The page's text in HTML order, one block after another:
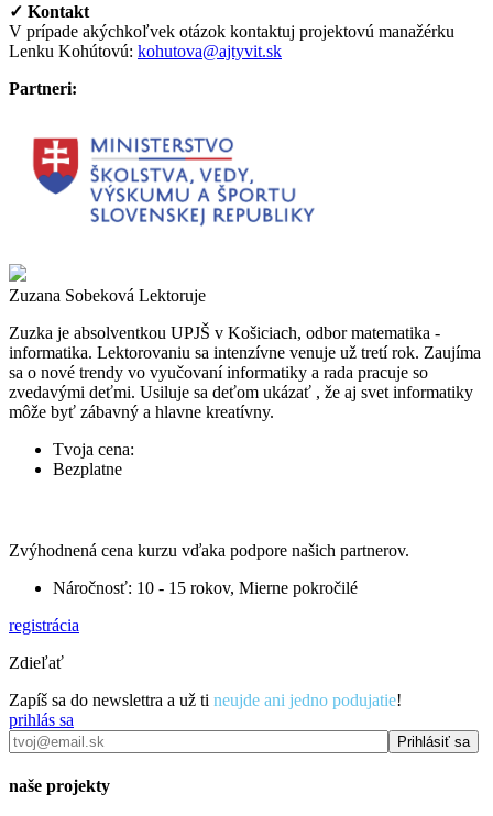
✓ Kontakt
V prípade akýchkoľvek otázok kontaktuj projektovú manažérku
Lenku Kohútovú: kohutova@ajtyvit.sk
Partneri:
Zuzana Sobeková Lektoruje
Zuzka je absolventkou UPJŠ v Košiciach, odbor matematika -
informatika. Lektorovaniu sa intenzívne venuje už tretí rok. Zaujíma
sa o nové trendy vo vyučovaní informatiky a rada pracuje so
zvedavými deťmi. Usiluje sa deťom ukázať , že aj svet informatiky
môže byť zábavný a hlavne kreatívny.
Tvoja cena:
Bezplatne
Zvýhodnená cena kurzu vďaka podpore našich partnerov.
Náročnosť: 10 - 15 rokov, Mierne pokročilé
registrácia
Zdieľať
Zapíš sa do newslettra a už ti neujde ani jedno podujatie!
prihlás sa
naše projekty